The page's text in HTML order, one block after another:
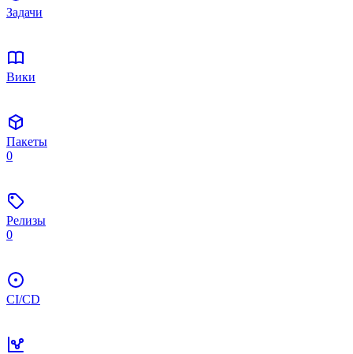
Задачи
Вики
Пакеты
0
Релизы
0
CI/CD